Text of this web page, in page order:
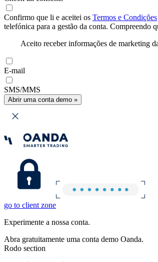
Confirmo que li e aceitei os Termos e Condições
telefónica para a gestão da conta. Compreendo
Aceito receber informações de marketing
E-mail
SMS/MMS
Abrir uma conta demo »
go to client zone
Experimente a nossa conta.
Abra gratuitamente uma conta demo Oanda.
Rodo section